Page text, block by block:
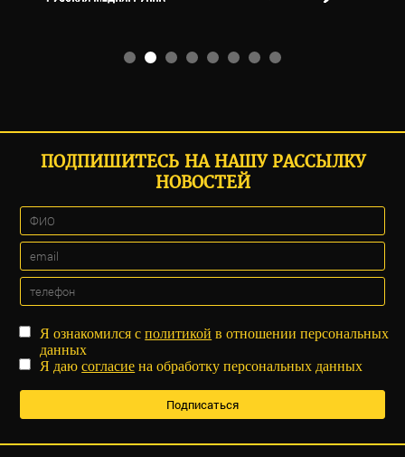
ПОДПИШИТЕСЬ НА НАШУ РАССЫЛКУ
НОВОСТЕЙ
Я ознакомился сполитикой в отношении персональных
данных
Я даюсогласие на обработку персональных данных